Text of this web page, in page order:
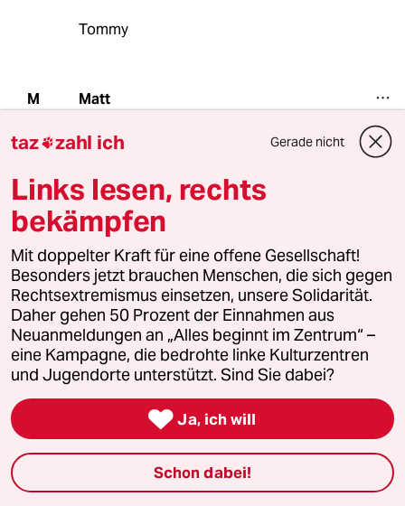
Tommy
M Matt
Die Polizei hat definitiv provoziert, indem sie
Einsatzkräfte postiert hat - und mit ihnen durch
die mehr als ausgelassene Szene trampeln ließ.
Die Herren und Damen von schwarzen Block
( .. und ich meine diese - und nicht die
Erlebnistouristen) haben leider keinerlei
erkennbare Aussage hinterlassen.
VW-Busse demoliert. Benz-Cabrio daneben
unversehrt.
Zoogeschäft demoliert. Markenklamottenladen
unversehrt.
Sowas unpolitisches und dummes wie den
schwarzen Block auf dem Schanzenfest 2009
sieht man sonst
taz zahl ich Gerade nicht
Links lesen, rechts
bekämpfen
Mit doppelter Kraft für eine offene Gesellschaft!
Besonders jetzt brauchen Menschen, die sich gegen
Rechtsextremismus einsetzen, unsere Solidarität.
Daher gehen 50 Prozent der Einnahmen aus
Neuanmeldungen an „Alles beginnt im Zentrum“ –
eine Kampagne, die bedrohte linke Kulturzentren
und Jugendorte unterstützt. Sind Sie dabei?
 Ja, ich will
Schon dabei!